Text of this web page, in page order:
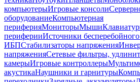
компьютерыИгровые консоли
оборудованиеКомпьютерная
периферияМониторыМыши
периферииИсточники
ИБПСтабилизаторы напряжения
напряженияСетевые фильтры,
камерыИгровые контроллеры
акустикаНаушники и гарнитуры